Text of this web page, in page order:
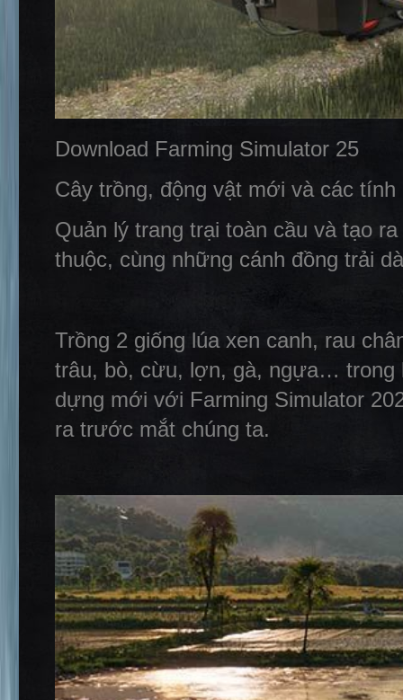
Download Farming Simulator 25
Cây trồng, động vật mới và các tính
Quản lý trang trại toàn cầu và tạo
thuộc, cùng những cánh đồng trải
Trồng 2 giống lúa xen canh, rau
trâu, bò, cừu, lợn, gà, ngựa… trong
dựng mới với Farming Simulator
ra trước mắt chúng ta.